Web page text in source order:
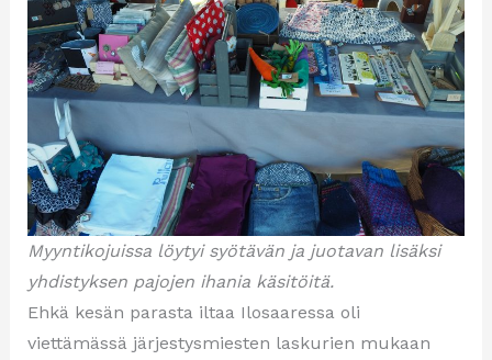
Myyntikojuissa löytyi syötävän ja juotavan lisäksi
yhdistyksen pajojen ihania käsitöitä.
Ehkä kesän parasta iltaa Ilosaaressa oli
viettämässä järjestysmiesten laskurien mukaan